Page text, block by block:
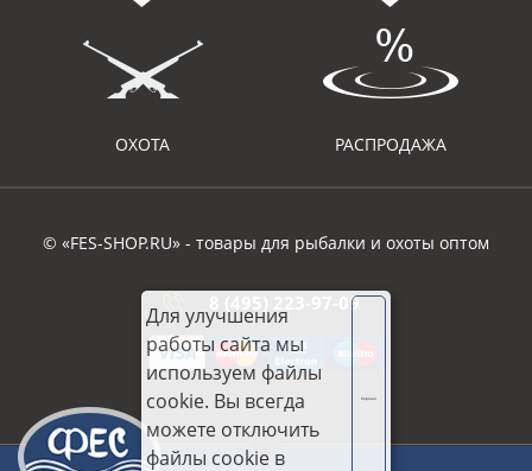
ОХОТА РАСПРОДАЖА
© «FES-SHOP.RU» - товары для рыбалки и охоты оптом
8 (495) 223-97-09
Для улучшения
работы сайта мы
используем файлы
cookie. Вы всегда
можете отключить
файлы cookie в
Хорошо